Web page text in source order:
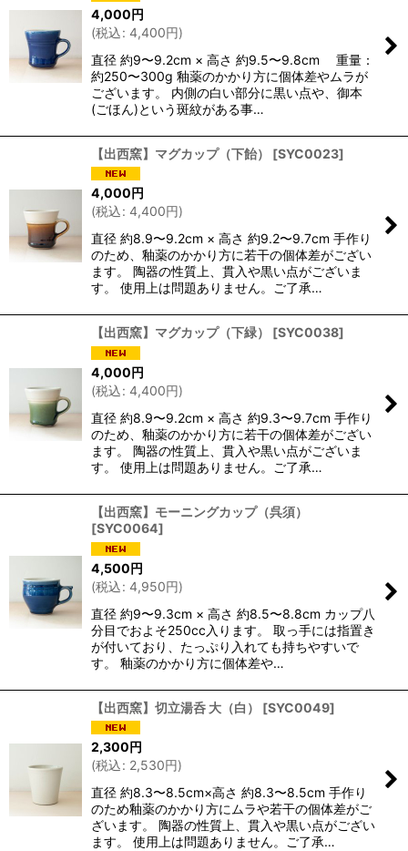
4,000円
(税込: 4,400円)
直径 約9〜9.2cm × 高さ 約9.5〜9.8cm 重量：
約250〜300g 釉薬のかかり方に個体差やムラが
ございます。 内側の白い部分に黒い点や、御本
(ごほん)という斑紋がある事…
【出西窯】マグカップ（下飴） [SYC0023]
4,000円
(税込: 4,400円)
直径 約8.9〜9.2cm × 高さ 約9.2〜9.7cm 手作り
のため、釉薬のかかり方に若干の個体差がござい
ます。 陶器の性質上、貫入や黒い点がございま
す。 使用上は問題ありません。ご了承…
【出西窯】マグカップ（下緑） [SYC0038]
4,000円
(税込: 4,400円)
直径 約8.9〜9.2cm × 高さ 約9.3〜9.7cm 手作り
のため、釉薬のかかり方に若干の個体差がござい
ます。 陶器の性質上、貫入や黒い点がございま
す。 使用上は問題ありません。ご了承…
【出西窯】モーニングカップ（呉須）
[SYC0064]
4,500円
(税込: 4,950円)
直径 約9〜9.3cm × 高さ 約8.5〜8.8cm カップ八
分目でおよそ250cc入ります。 取っ手には指置き
が付いており、たっぷり入れても持ちやすいで
す。 釉薬のかかり方に個体差や…
【出西窯】切立湯呑 大（白） [SYC0049]
2,300円
(税込: 2,530円)
直径 約8.3〜8.5cm×高さ 約8.3〜8.5cm 手作り
のため釉薬のかかり方にムラや若干の個体差がご
ざいます。 陶器の性質上、貫入や黒い点がござい
ます。 使用上は問題ありません。ご了承…